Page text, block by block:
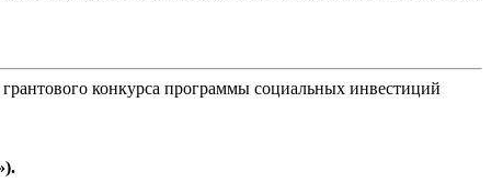
грантового конкурса программы социальных инвестиций